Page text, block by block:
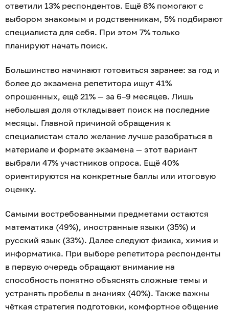
ответили 13% респондентов. Ещё 8% помогают с
выбором знакомым и родственникам, 5% подбирают
специалиста для себя. При этом 7% только
планируют начать поиск.
Большинство начинают готовиться заранее: за год и
более до экзамена репетитора ищут 41%
опрошенных, ещё 21% — за 6–9 месяцев. Лишь
небольшая доля откладывает поиск на последние
месяцы. Главной причиной обращения к
специалистам стало желание лучше разобраться в
материале и формате экзамена — этот вариант
выбрали 47% участников опроса. Ещё 40%
ориентируются на конкретные баллы или итоговую
оценку.
Самыми востребованными предметами остаются
математика (49%), иностранные языки (35%) и
русский язык (33%). Далее следуют физика, химия и
информатика. При выборе репетитора респонденты
в первую очередь обращают внимание на
способность понятно объяснять сложные темы и
устранять пробелы в знаниях (40%). Также важны
чёткая стратегия подготовки, комфортное общение